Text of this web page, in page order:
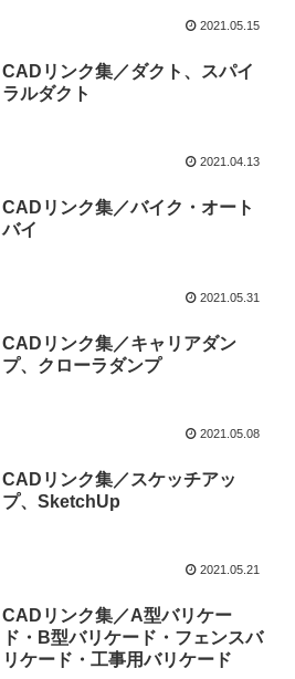
2021.05.15
CADリンク集／ダクト、スパイ
ラルダクト
2021.04.13
CADリンク集／バイク・オート
バイ
2021.05.31
CADリンク集／キャリアダン
プ、クローラダンプ
2021.05.08
CADリンク集／スケッチアッ
プ、SketchUp
2021.05.21
CADリンク集／A型バリケー
ド・B型バリケード・フェンスバ
リケード・工事用バリケード